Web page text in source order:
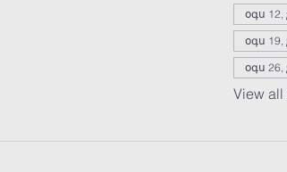
օգս 12,
օգս 19,
օգս 26,
View all